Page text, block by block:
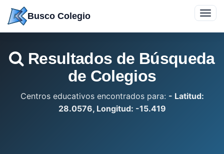
contenido
Busco Colegio
Resultados de Búsqueda
de Colegios
Centros educativos encontrados para: - Latitud:
28.0576, Longitud: -15.419